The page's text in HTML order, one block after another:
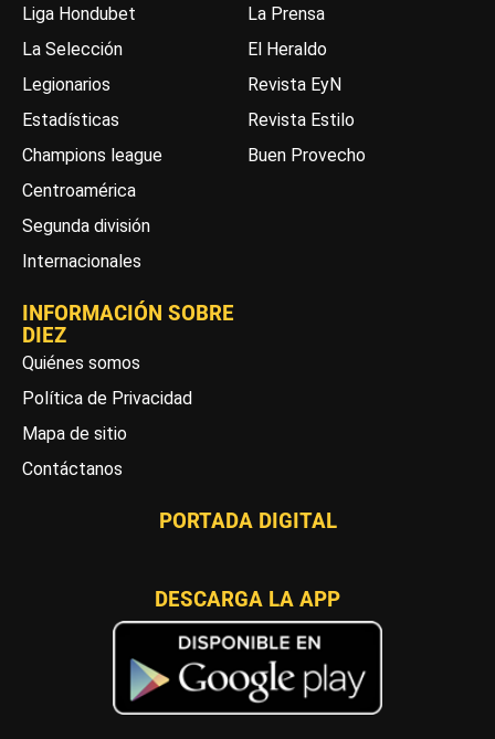
Liga Hondubet
La Selección
Legionarios
Estadísticas
Champions league
Centroamérica
Segunda división
Internacionales
La Prensa
El Heraldo
Revista EyN
Revista Estilo
Buen Provecho
INFORMACIÓN SOBRE
DIEZ
Quiénes somos
Política de Privacidad
Mapa de sitio
Contáctanos
PORTADA DIGITAL
DESCARGA LA APP